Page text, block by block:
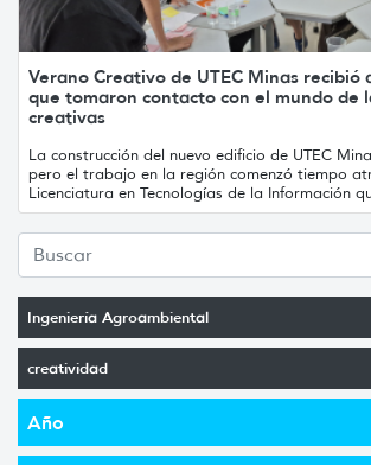
Ingeniería Agroambiental
creatividad
Año
Verano Creativo de UTEC Minas recibió
que tomaron contacto con el mundo de
creativas
La construcción del nuevo edificio de UTEC
pero el trabajo en la región comenzó tiempo
Licenciatura en Tecnologías de la Información